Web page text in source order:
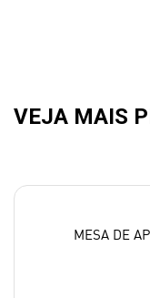
VEJA MAIS
MESA DE